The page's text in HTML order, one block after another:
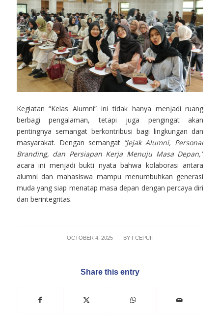
Kegiatan “Kelas Alumni” ini tidak hanya menjadi ruang
berbagi pengalaman, tetapi juga pengingat akan
pentingnya semangat berkontribusi bagi lingkungan dan
masyarakat. Dengan semangat “Jejak Alumni, Personal
Branding, dan Persiapan Kerja Menuju Masa Depan,”
acara ini menjadi bukti nyata bahwa kolaborasi antara
alumni dan mahasiswa mampu menumbuhkan generasi
muda yang siap menatap masa depan dengan percaya diri
dan berintegritas.
OCTOBER 4, 2025
/ BY FCEPUII
Share this entry